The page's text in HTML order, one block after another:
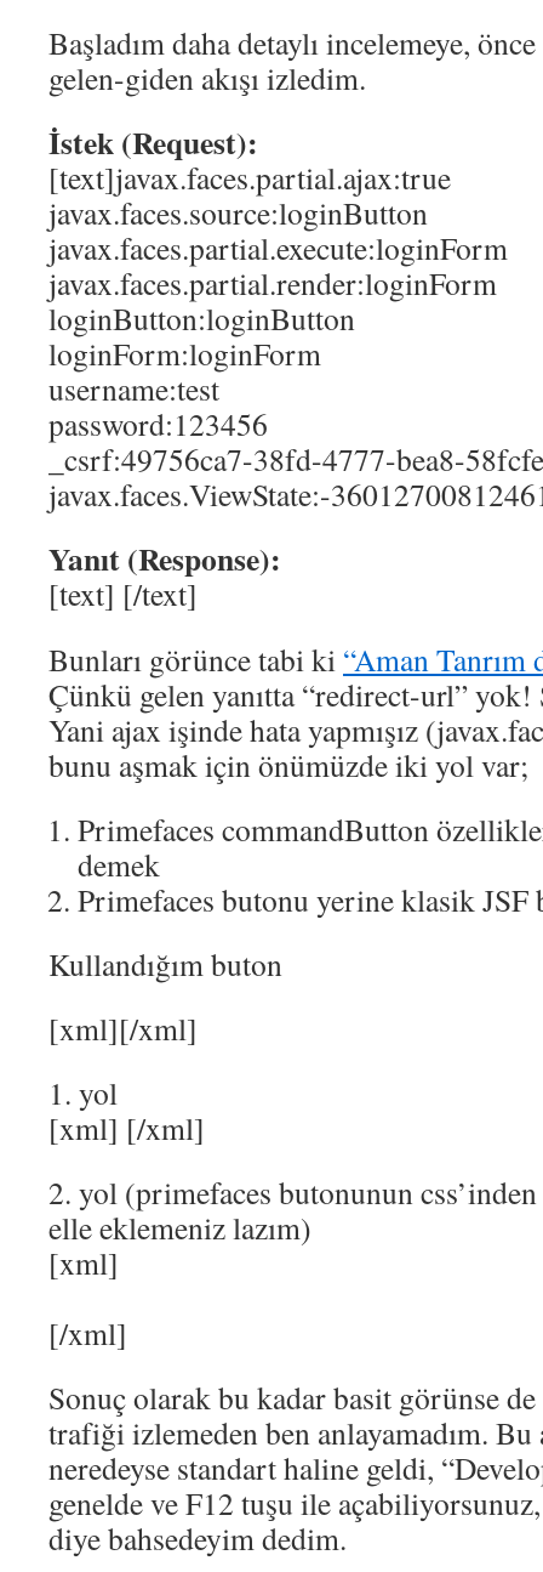
Başladım daha detaylı incelemeye,
gelen-giden akışı izledim.
İstek (Request):
[text]javax.faces.partial.ajax:true
javax.faces.source:loginButton
javax.faces.partial.execute:loginForm
javax.faces.partial.render:loginForm
loginButton:loginButton
loginForm:loginForm
username:test
password:123456
_csrf:49756ca7-38fd-4777-bea8-
javax.faces.ViewState:-
Yanıt (Response):
[text] [/text]
Bunları görünce tabi ki “Aman Tanrım
Çünkü gelen yanıtta “redirect-url” yok!
Yani ajax işinde hata yapmışız
bunu aşmak için önümüzde iki yol var;
Primefaces commandButton
demek
Primefaces butonu yerine klasik
Kullandığım buton
[xml][/xml]
1. yol
[xml] [/xml]
2. yol (primefaces butonunun css’inden
elle eklemeniz lazım)
[xml]
[/xml]
Sonuç olarak bu kadar basit görünse
trafiği izlemeden ben anlayamadım. Bu
neredeyse standart haline geldi,
genelde ve F12 tuşu ile
diye bahsedeyim dedim.